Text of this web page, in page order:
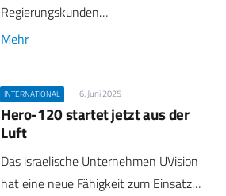
Regierungskunden…
Mehr
INTERNATIONAL 6. Juni 2025
Hero-120 startet jetzt aus der
Luft
Das israelische Unternehmen UVision
hat eine neue Fähigkeit zum Einsatz…